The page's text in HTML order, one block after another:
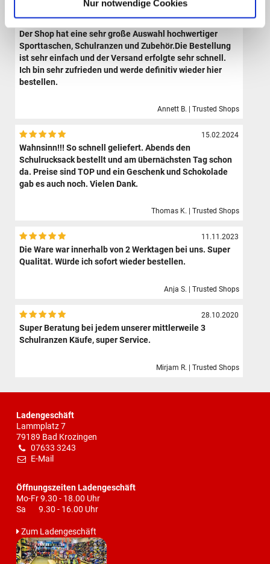
Nur notwendige Cookies
09.08.2024
Der Shop hat eine sehr große Auswahl hochwertiger
Sporttaschen, Schulranzen und Zubehör.Die Bestellung
ist sehr einfach und der Versand erfolgte sehr schnell.
Ich bin sehr zufrieden und werde definitiv wieder hier
bestellen.
Annett B. | Trusted Shops
15.02.2024
Wahnsinn!!! So schnell geliefert. Abends den
Schulrucksack bestellt und am übernächsten Tag schon
da. Preise sind TOP und ein Geschenk und Schokolade
gab es auch noch. Vielen Dank.
Thomas K. | Trusted Shops
11.11.2023
Die Ware war innerhalb von 2 Werktagen bei uns. Super
Qualität. Würde ich sofort wieder bestellen.
Anja S. | Trusted Shops
28.10.2020
Super Beratung bei jedem unserer mittlerweile 3
Schulranzen Käufe, super Service.
Mirjam R. | Trusted Shops
Ladengeschäft
Lammplatz 7
79189 Bad Krozingen
07633 3243
E-Mail
Öffnungszeiten Ladengeschäft
Mo-Fr 9.30 - 18.00 Uhr
Sa 9.30 - 16.00 Uhr
Zum Ladengeschäft